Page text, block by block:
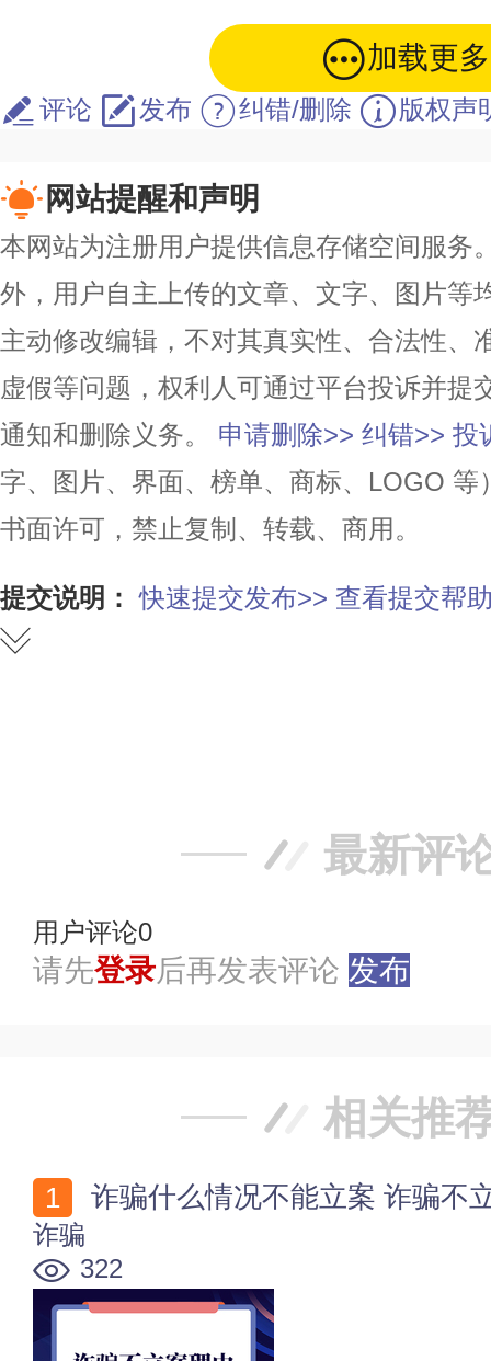
加载更多
评论 发布 纠错/删除 版权声
网站提醒和声明
本网站为注册用户提供信息存储空间服务
外，用户自主上传的文章、文字、图片等
主动修改编辑，不对其真实性、合法性、
虚假等问题，权利人可通过平台投诉并提
通知和删除义务。
申请删除>> 纠错>> 投
字、图片、界面、榜单、商标、LOGO
书面许可，禁止复制、转载、商用。
提交说明： 快速提交发布>> 查看提交帮
最新评
用户评论0
请先登录后再发表评论 发布
相关推
诈骗什么情况不能立案 诈骗不
诈骗
322